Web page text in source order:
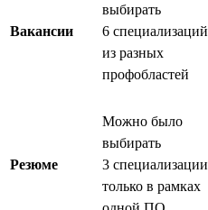
Вакансии
выбирать
6 специализаций
из разных
профобластей
Резюме
Можно было
выбирать
3 специализации
только в рамках